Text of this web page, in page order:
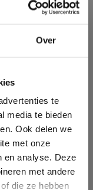
Over
te
media te bieden
Ook delen we
met onze
en analyse. Deze
met andere
die ze hebben